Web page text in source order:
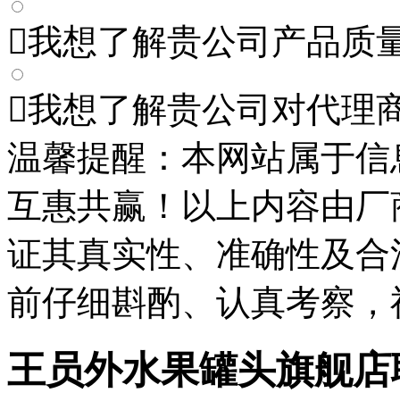
我想了解贵公司产品质
我想了解贵公司对代理
温馨提醒：本网站属于
互惠共赢！以上内容由
证其真实性、准确性及
前仔细斟酌、认真考察
王员外水果罐头旗舰